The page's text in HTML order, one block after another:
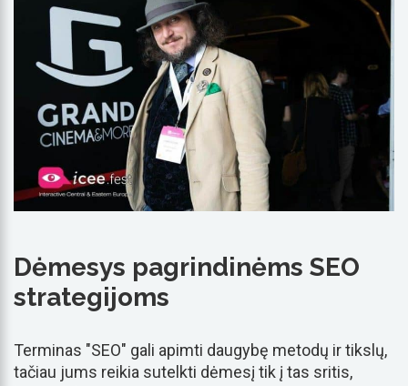
Dėmesys pagrindinėms SEO
strategijoms
Terminas "SEO" gali apimti daugybę metodų ir tikslų,
tačiau jums reikia sutelkti dėmesį tik į tas sritis,